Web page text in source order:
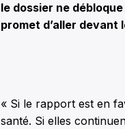
le dossier ne
promet d’aller devant
« Si le rapport est en
santé. Si elles